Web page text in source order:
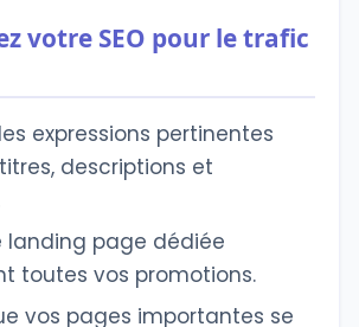
votre SEO pour le trafic
expressions pertinentes
descriptions et
landing page dédiée
toutes vos promotions.
vos pages importantes se